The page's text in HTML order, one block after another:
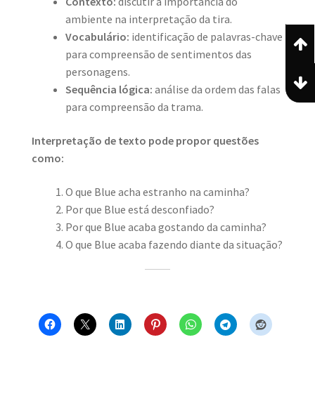
ambiente na interpretação da tira.
Vocabulário: identificação de palavras-chave
para compreensão de sentimentos das
personagens.
Sequência lógica: análise da ordem das falas
para compreensão da trama.
Interpretação de texto pode propor questões
como:
O que Blue acha estranho na caminha?
Por que Blue está desconfiado?
Por que Blue acaba gostando da caminha?
O que Blue acaba fazendo diante da situação?